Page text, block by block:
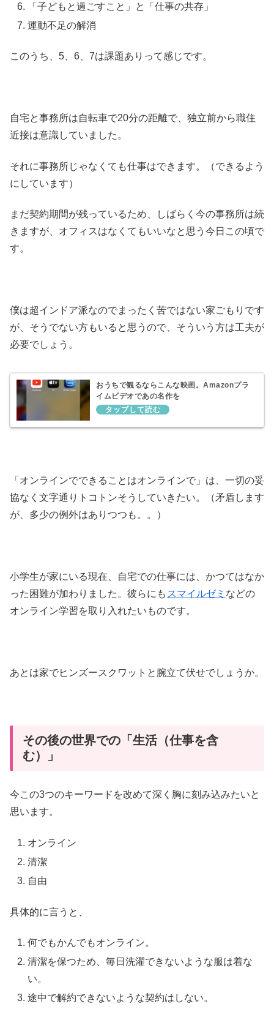
「子どもと過ごすこと」と「仕事の共存」
運動不足の解消
このうち、5、6、7は課題ありって感じです。
自宅と事務所は自転車で20分の距離で、独立前から職住
近接は意識していました。
それに事務所じゃなくても仕事はできます。（できるよう
にしています）
まだ契約期間が残っているため、しばらく今の事務所は続
きますが、オフィスはなくてもいいなと思う今日この頃で
す。
僕は超インドア派なのでまったく苦ではない家ごもりです
が、そうでない方もいると思うので、そういう方は工夫が
必要でしょう。
おうちで観るならこんな映画。Amazonプラ
イムビデオであの名作を
「オンラインでできることはオンラインで」は、一切の妥
協なく文字通りトコトンそうしていきたい。（矛盾します
が、多少の例外はありつつも。。）
小学生が家にいる現在、自宅での仕事には、かつてはなか
った困難が加わりました。彼らにも スマイルゼミ などの
オンライン学習を取り入れたいものです。
あとは家でヒンズースクワットと腕立て伏せでしょうか。
その後の世界での「生活（仕事を含
む）」
今この3つのキーワードを改めて深く胸に刻み込みたいと
思います。
オンライン
清潔
自由
具体的に言うと、
何でもかんでもオンライン。
清潔を保つため、毎日洗濯できないような服は着な
い。
途中で解約できないような契約はしない。